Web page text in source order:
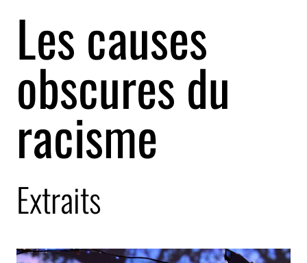
Les causes
obscures du
racisme
Extraits